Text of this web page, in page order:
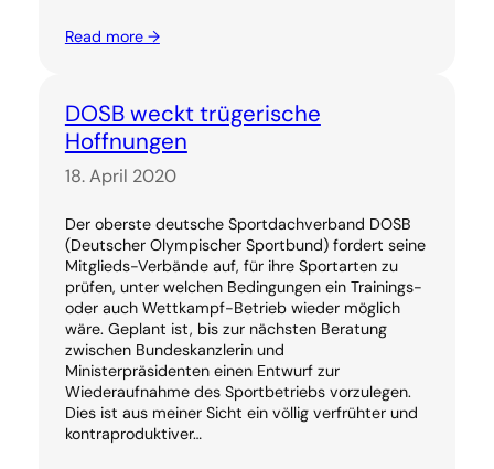
Read more →
DOSB weckt trügerische
Hoffnungen
18. April 2020
Der oberste deutsche Sportdachverband DOSB
(Deutscher Olympischer Sportbund) fordert seine
Mitglieds-Verbände auf, für ihre Sportarten zu
prüfen, unter welchen Bedingungen ein Trainings-
oder auch Wettkampf-Betrieb wieder möglich
wäre. Geplant ist, bis zur nächsten Beratung
zwischen Bundeskanzlerin und
Ministerpräsidenten einen Entwurf zur
Wiederaufnahme des Sportbetriebs vorzulegen.
Dies ist aus meiner Sicht ein völlig verfrühter und
kontraproduktiver…